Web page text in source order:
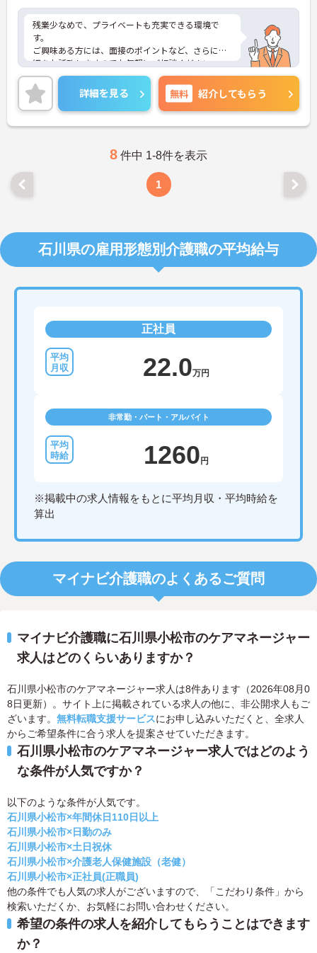
残業少なめで、プライベートも充実できる環境で
す。
ご興味ある方には、面接のポイントなど、さらに詳
細をお話致しますのでお気軽にご相談ください。
詳細を見る 無料 紹介してもらう
8 件中 1-8件を表示
1
石川県の雇用形態別介護職の平均給与
正社員
22.0万円
非常勤・パート・アルバイト
1260 円
※掲載中の求人情報をもとに平均月収・平均時給を
算出
マイナビ介護職のよくあるご質問
マイナビ介護職に石川県小松市のケアマネージャー
求人はどのくらいありますか？
石川県小松市のケアマネージャー求人は8件あります（2026年08月0
8日更新）。サイト上に掲載されている求人の他に、非公開求人もご
ざいます。 無料転職支援サービスにお申し込みいただくと、全求人
からご希望条件に合う求人を提案させていただきます。
石川県小松市のケアマネージャー求人ではどのよう
な条件が人気ですか？
以下のような条件が人気です。
石川県小松市×年間休日110日以上
石川県小松市×日勤のみ
石川県小松市×土日祝休
石川県小松市×介護老人保健施設（老健）
石川県小松市×正社員(正職員)
他の条件でも人気の求人がございますので、「こだわり条件」から
検索いただくか、お気軽にお問い合わせください。
希望の条件の求人を紹介してもらうことはできます
か？